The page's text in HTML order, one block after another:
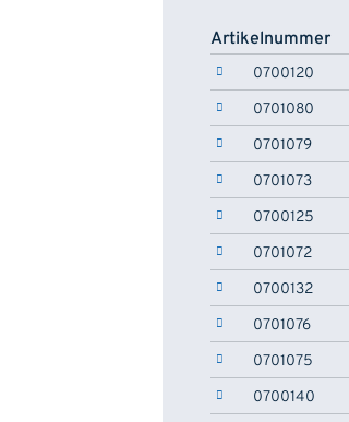
Artikelnummer
0700120
0701080
0701079
0701073
0700125
0701072
0700132
0701076
0701075
0700140